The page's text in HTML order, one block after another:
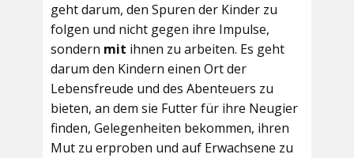
geht darum, den Spuren der Kinder zu
folgen und nicht gegen ihre Impulse,
sondern mit ihnen zu arbeiten. Es geht
darum den Kindern einen Ort der
Lebensfreude und des Abenteuers zu
bieten, an dem sie Futter für ihre Neugier
finden, Gelegenheiten bekommen, ihren
Mut zu erproben und auf Erwachsene zu